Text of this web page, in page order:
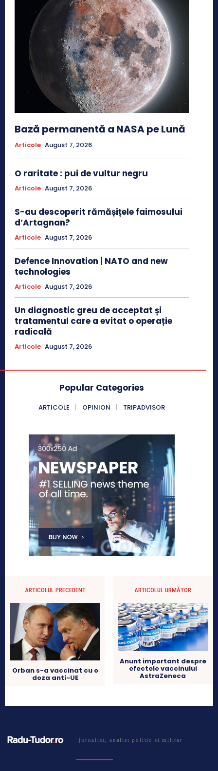
Bază permanentă a NASA pe Lună
Articole August 7, 2026
O raritate : pui de vultur negru
Articole August 7, 2026
S-au descoperit rămășițele faimosului
d’Artagnan?
Articole August 7, 2026
Defence Innovation | NATO and new
technologies
Articole August 7, 2026
Un diagnostic greu de acceptat și
tratamentul care a evitat o operație
radicală
Articole August 7, 2026
Popular Categories
ARTICOLE OPINION TRIPADVISOR
ARTICOLUL PRECEDENT
Orban s-a vaccinat cu o
doza anti-UE
ARTICOLUL URMĂTOR
Anunt important despre
efectele vaccinului
AstraZeneca
jurnalist, analist politic si militar